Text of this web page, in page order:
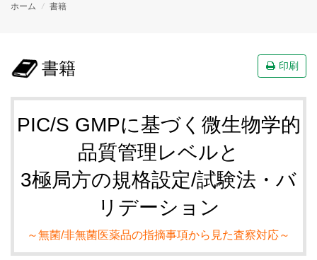
ホーム / 書籍
書籍 印刷
PIC/S GMPに基づく微生物学的
品質管理レベルと
3極局方の規格設定/試験法・バ
リデーション
～無菌/非無菌医薬品の指摘事項から見た査察対応～